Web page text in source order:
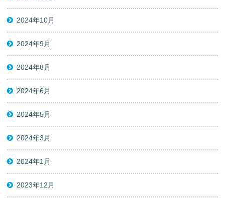
2024年10月
2024年9月
2024年8月
2024年6月
2024年5月
2024年3月
2024年1月
2023年12月